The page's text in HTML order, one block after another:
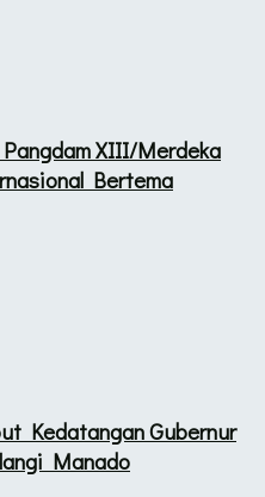
XIII/Merdeka
Bertema
Kedatangan Gubernur
Manado